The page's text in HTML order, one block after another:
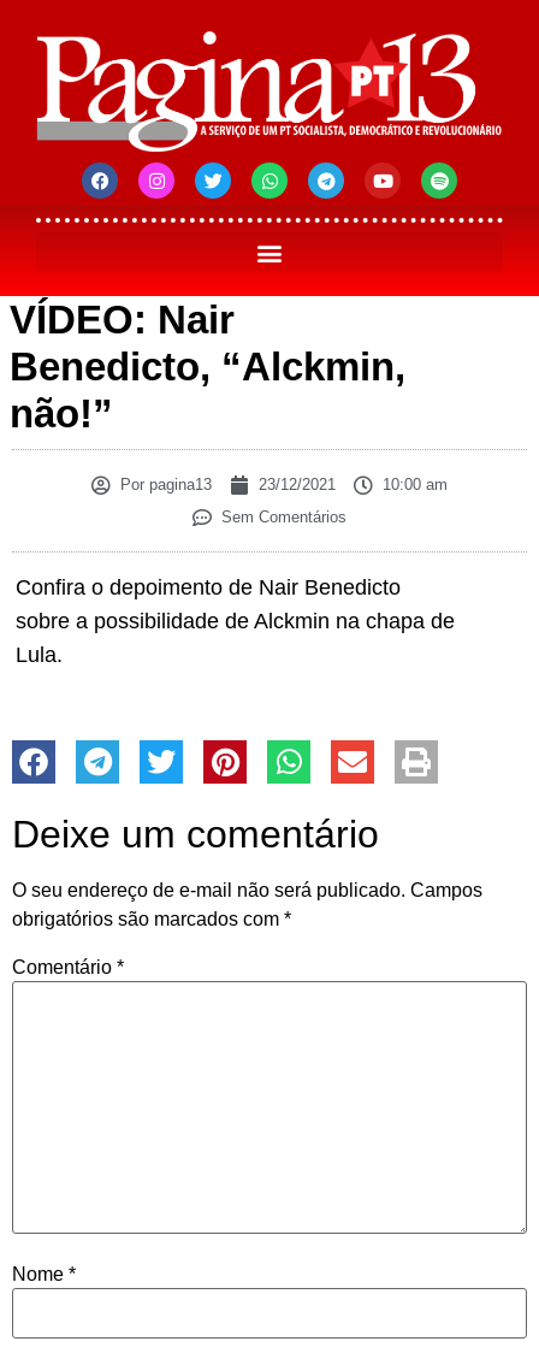
VÍDEO: Nair
Benedicto, “Alckmin,
não!”
Por pagina13 23/12/2021
10:00 am
Sem Comentários
Confira o depoimento de Nair Benedicto
sobre a possibilidade de Alckmin na chapa de
Lula.
Deixe um comentário
O seu endereço de e-mail não será publicado. Campos
obrigatórios são marcados com *
Comentário *
Nome *